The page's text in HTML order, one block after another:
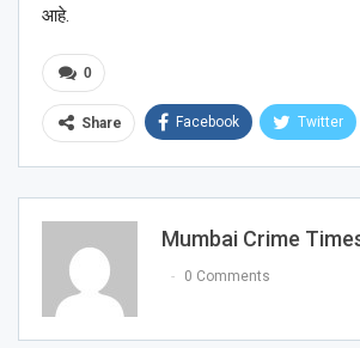
आहे.
0
Share Facebook Twitter
Mumbai Crime
0 Comments